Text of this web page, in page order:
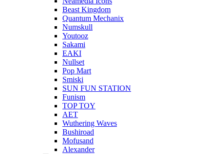
Beast Kingdom
Quantum Mechanix
Numskull
Youtooz
Sakami
EAKI
Nullset
Pop Mart
Smiski
SUN FUN STATION
Funism
TOP TOY
AET
Wuthering Waves
Bushiroad
Mofusand
Alexander